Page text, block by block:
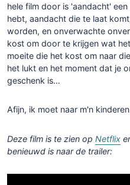
hele film door is 'aandacht'
hebt, aandacht die te laat
worden, en onverwachte
kost om door te krijgen wat
moeite die het kost om naar
het lukt en het moment dat je
geschenk is…
Afijn, ik moet naar m'n
Deze film is te zien op Netflix
benieuwd is naar de trailer: